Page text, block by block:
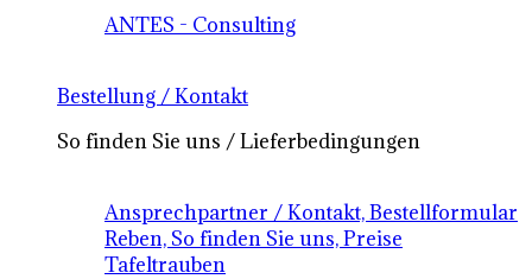
ANTES - Consulting
Bestellung / Kontakt
So finden Sie uns / Lieferbedingungen
Ansprechpartner / Kontakt, Bestellformular
Reben, So finden Sie uns, Preise
Tafeltrauben